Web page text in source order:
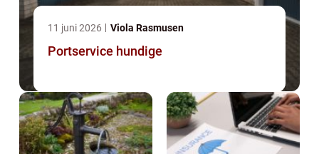
11 juni 2026 Viola Rasmusen
Portservice hundige